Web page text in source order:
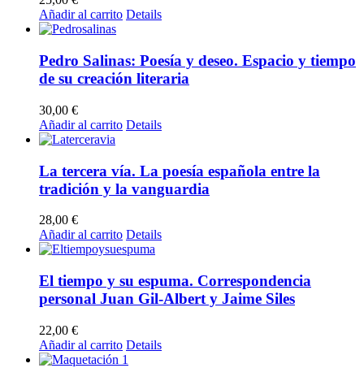
Añadir al carrito Details
Pedro Salinas: Poesía y deseo. Espacio y tiempo
de su creación literaria
30,00 €
Añadir al carrito Details
La tercera vía. La poesía española entre la
tradición y la vanguardia
28,00 €
Añadir al carrito Details
El tiempo y su espuma. Correspondencia
personal Juan Gil-Albert y Jaime Siles
22,00 €
Añadir al carrito Details